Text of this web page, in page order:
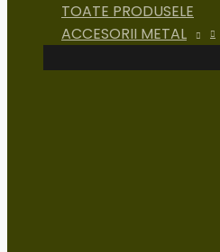
TOATE PRODUSELE
ACCESORII METAL